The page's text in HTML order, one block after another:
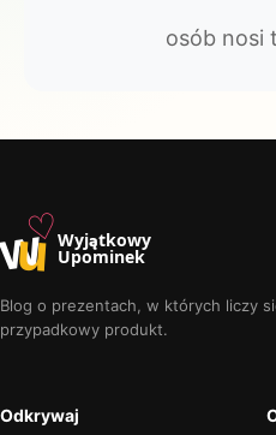
osób nosi
u♡Wyjątkowy
Upominek
Blog o prezentach, w których liczy
przypadkowy produkt.
Odkrywaj